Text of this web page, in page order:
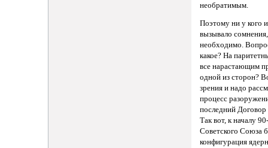
необратимым.
Поэтому ни у кого
вызывало
необходимо.
какое? На
все нарастающим
одной из сторон?
зрения и надо
процесс
последний
Так вот, к началу
Советского Союза
конфигурация